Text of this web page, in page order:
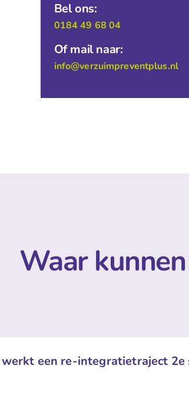
Bel ons:
0184 49 68 04
Of mail naar:
info@verzuimpreventplus.nl
Waar
werkt een re-integratietraject 2e